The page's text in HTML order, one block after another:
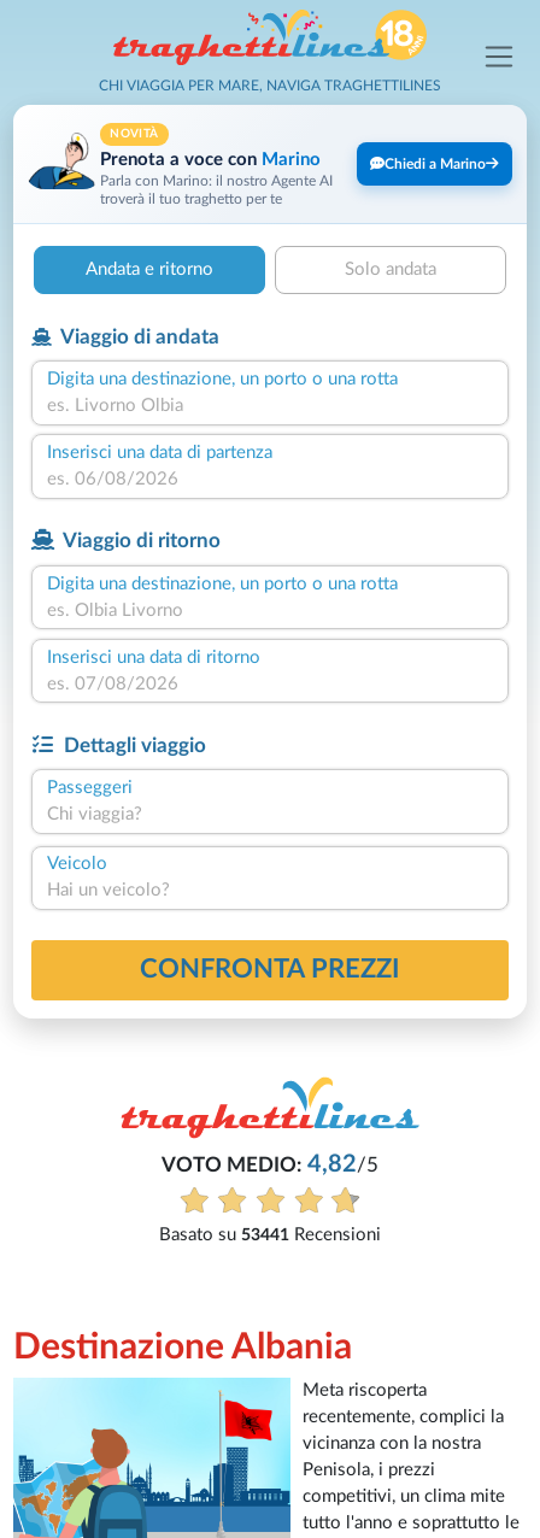
CHI VIAGGIA PER MARE, NAVIGA TRAGHETTILINES
NOVITÀ
Prenota a voce con Marino
Parla con Marino: il nostro Agente AI
troverà il tuo traghetto per te
Chiedi a Marino
Andata e ritorno Solo andata
Viaggio di andata
Digita una destinazione, un porto o una rotta
Inserisci una data di partenza
Viaggio di ritorno
Digita una destinazione, un porto o una rotta
Inserisci una data di ritorno
Dettagli viaggio
Passeggeri
Chi viaggia?
Veicolo
Hai un veicolo?
CONFRONTA PREZZI
Destinazione Albania
Meta riscoperta
recentemente, complici la
vicinanza con la nostra
Penisola, i prezzi
competitivi, un clima mite
tutto l'anno e soprattutto le